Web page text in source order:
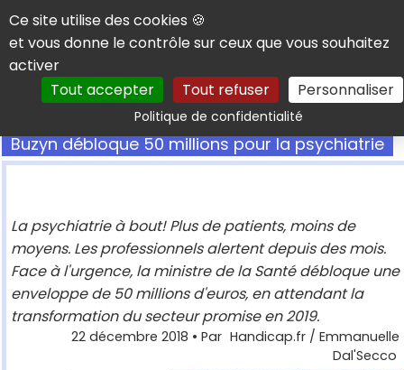
Panneau de gestion des cookies
Ce site utilise des cookies 🍪
et vous donne le contrôle sur ceux que vous souhaitez
activer
Tout accepter
Tout refuser Personnaliser
Politique de confidentialitéRechercher
Buzyn débloque 50 millions pour la psychiatrie
La psychiatrie à bout! Plus de patients, moins de
moyens. Les professionnels alertent depuis des mois.
Face à l'urgence, la ministre de la Santé débloque une
enveloppe de 50 millions d'euros, en attendant la
transformation du secteur promise en 2019.
22 décembre 2018 • Par Handicap.fr / Emmanuelle
Dal'Secco